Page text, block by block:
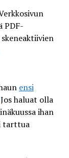
PDF-
ensi
haluat olla
ihan
tarttua